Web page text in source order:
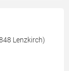
Lenzkirch)